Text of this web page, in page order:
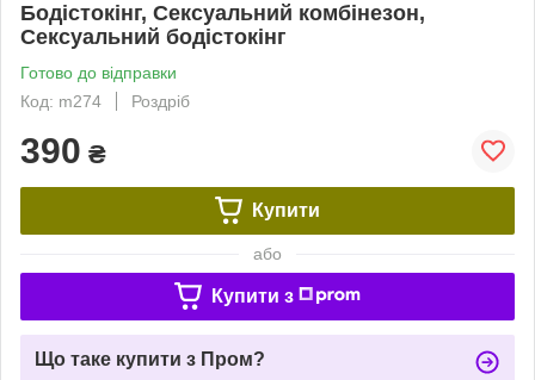
Бодістокінг, Сексуальний комбінезон,
Сексуальний бодістокінг
Готово до відправки
Код: m274
Роздріб
390 ₴
Купити
або
Купити з
Що таке купити з Пром?